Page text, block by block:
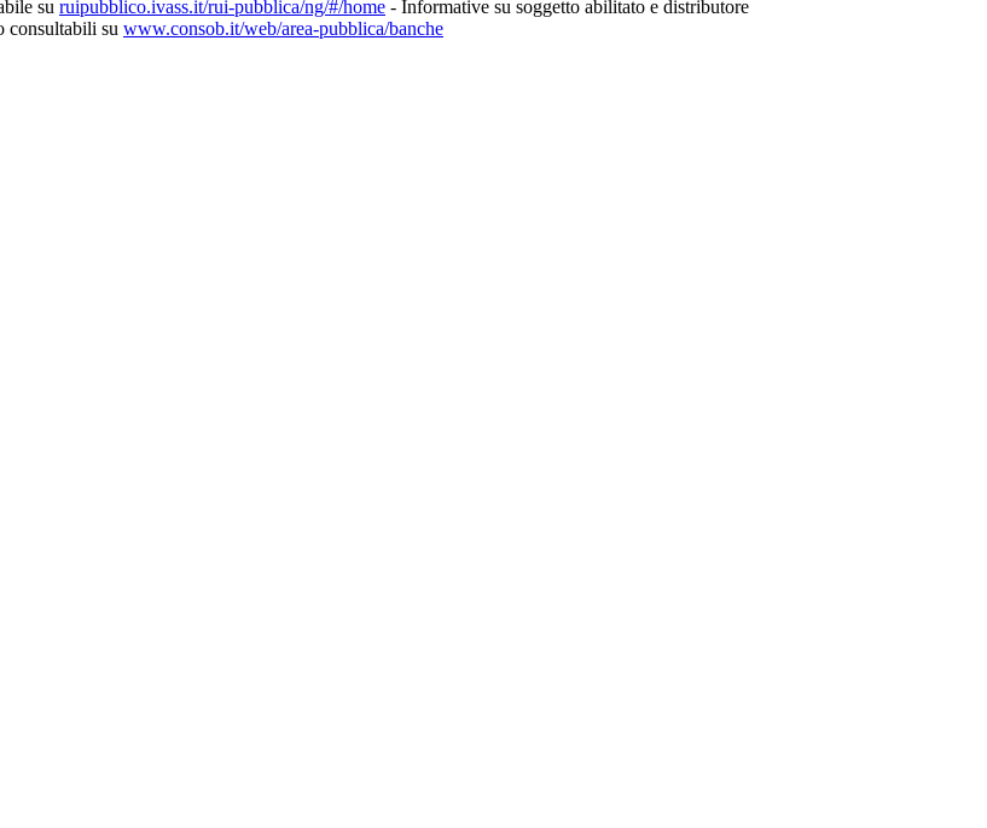
su ruipubblico.ivass.it/rui-pubblica/ng/#/home - Informative su soggetto abilitato e distributore
consultabili su www.consob.it/web/area-pubblica/banche